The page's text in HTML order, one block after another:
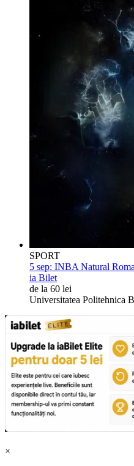
SPORT
5 sep: INBA Natural
ia Bilet
de la 60 lei
Universitatea Politehnica
×